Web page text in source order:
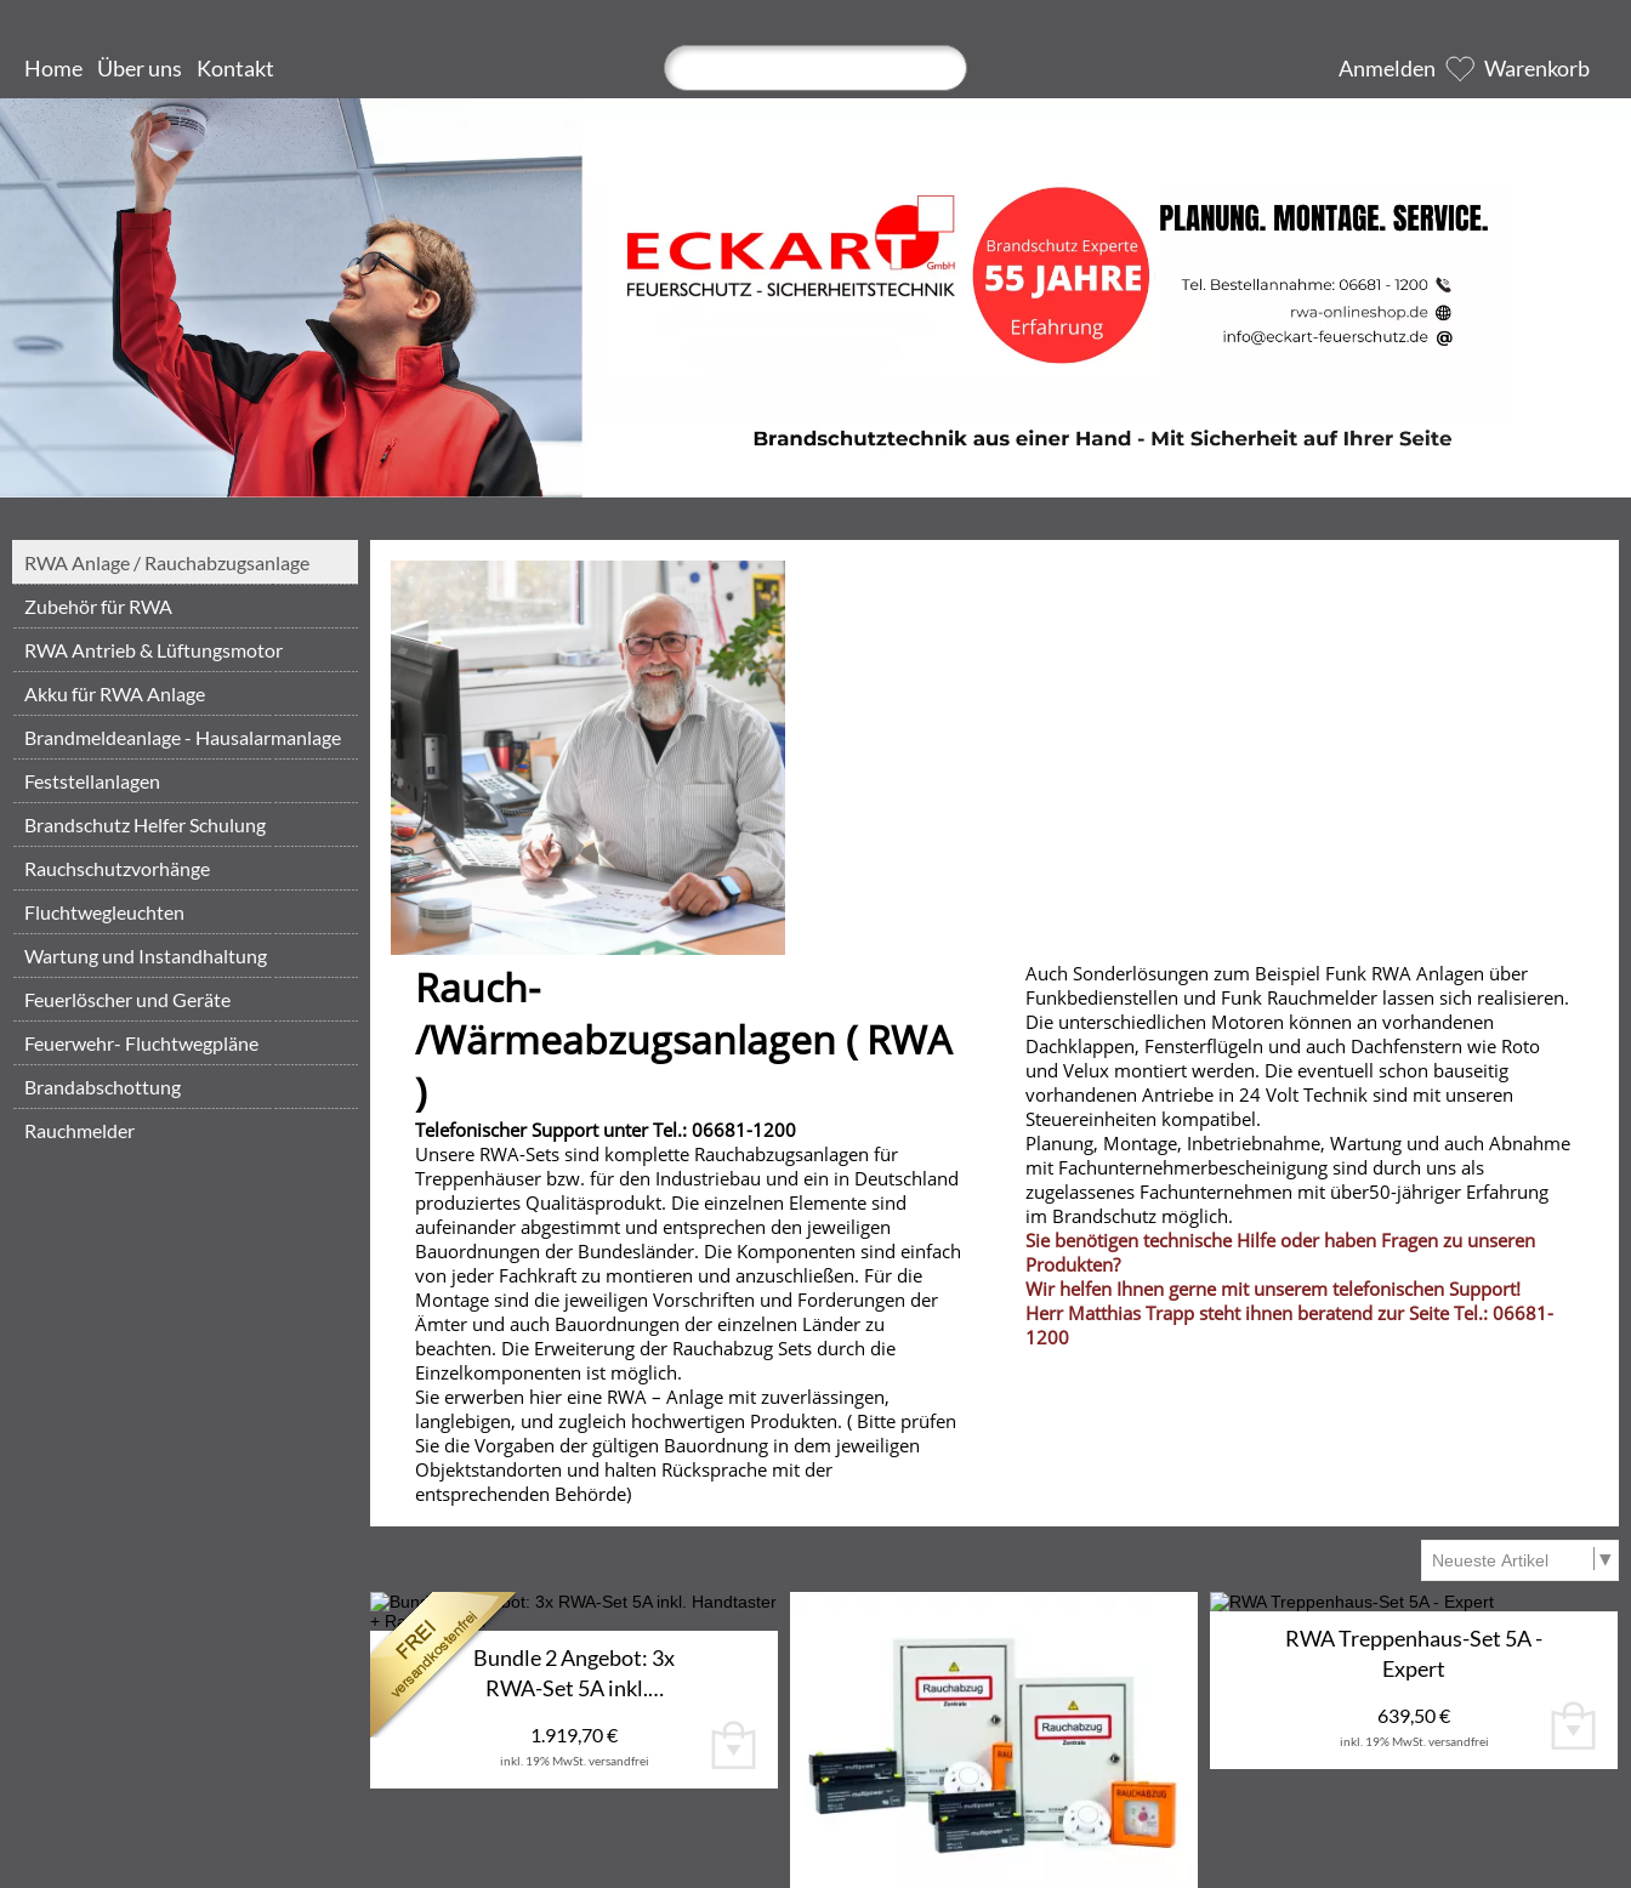
Home Über uns Kontakt Anmelden Warenkorb
RWA Anlage / Rauchabzugsanlage
Zubehör für RWA
RWA Antrieb & Lüftungsmotor
Akku für RWA Anlage
Brandmeldeanlage - Hausalarmanlage
Feststellanlagen
Brandschutz Helfer Schulung
Brandschut...
‎Rauchschutzvorhänge
Fluchtwegleuchten
Wartung und Instandhaltung
Feuerlöscher und Geräte
Feuerwehr- Fluchtwegpläne
Brandabschottung
Rauchmelder
Rauch-
/Wärmeabzugsanlagen ( RWA
)
Telefonischer Support unter Tel.: 06681-1200
Unsere RWA-Sets sind komplette Rauchabzugsanlagen für
Treppenhäuser bzw. für den Industriebau und ein in Deutschland
produziertes Qualitäsprodukt. Die einzelnen Elemente sind
aufeinander abgestimmt und entsprechen den jeweiligen
Bauordnungen der Bundesländer. Die Komponenten sind einfach
von jeder Fachkraft zu montieren und anzuschließen. Für die
Montage sind die jeweiligen Vorschriften und Forderungen der
Ämter und auch Bauordnungen der einzelnen Länder zu
beachten. Die Erweiterung der Rauchabzug Sets durch die
Einzelkomponenten ist möglich.
Sie erwerben hier eine RWA – Anlage mit zuverlässingen,
langlebigen, und zugleich hochwertigen Produkten. ( Bitte prüfen
Sie die Vorgaben der gültigen Bauordnung in dem jeweiligen
Objektstandorten und halten Rücksprache mit der
entsprechenden Behörde)
Auch Sonderlösungen zum Beispiel Funk RWA Anlagen über
Funkbedienstellen und Funk Rauchmelder lassen sich realisieren.
Die unterschiedlichen Motoren können an vorhandenen
Dachklappen, Fensterflügeln und auch Dachfenstern wie Roto
und Velux montiert werden. Die eventuell schon bauseitig
vorhandenen Antriebe in 24 Volt Technik sind mit unseren
Steuereinheiten kompatibel.
Planung, Montage, Inbetriebnahme, Wartung und auch Abnahme
mit Fachunternehmerbescheinigung sind durch uns als
zugelassenes Fachunternehmen mit über50-jähriger Erfahrung
im Brandschutz möglich.
Sie benötigen technische Hilfe oder haben Fragen zu unseren
Produkten?
Wir helfen Ihnen gerne mit unserem telefonischen Support!
Herr Matthias Trapp steht ihnen beratend zur Seite Tel.: 06681-
1200
Bundle 2 Angebot: 3x
RWA-Set 5A inkl.…
inkl. 19% MwSt. versandfrei
1.919,70€
RWA Treppenhaus-Set 5A -
Expert
inkl. 19% MwSt. versandfrei
639,50€